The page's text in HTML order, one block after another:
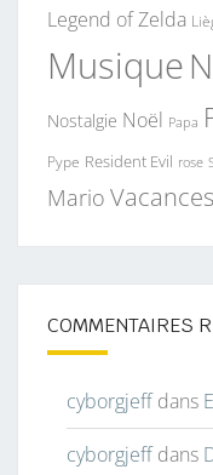
Legend of Zelda
Musique
Nostalgie Noël Papa
Pype Resident Evil rose
Mario Vacances
COMMENTAIRES
cyborgjeffdans
cyborgjeffdans